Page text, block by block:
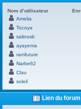
Nom d’utilisateur
Amelia
Tocoya
salinosk
ayayema
ramfuture
Narbe62
Clau
soleil
Lien du forum